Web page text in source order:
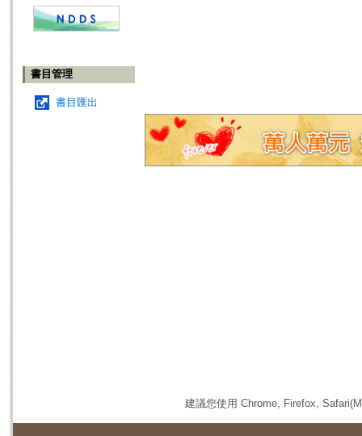
書目管理
書目匯出
建議您使用 Chrome, Firefox,